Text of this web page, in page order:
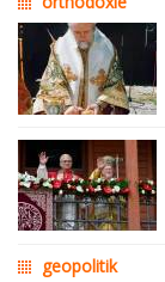
geopolitik